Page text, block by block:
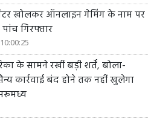
खोलकर ऑनलाइन गेमिंग के नाम पर
गिरफ्तार
के सामने रखीं बड़ी शर्तें, बोला-
कार्रवाई बंद होने तक नहीं खुलेगा